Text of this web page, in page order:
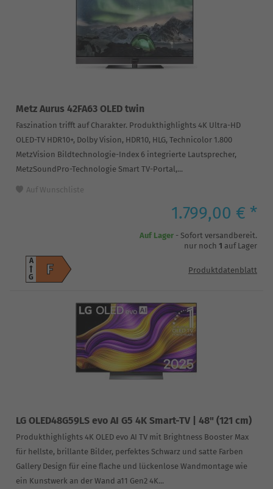
Metz Aurus 42FA63 OLED twin
Faszination trifft auf Charakter. Produkthighlights 4K Ultra-HD
OLED-TV HDR10+, Dolby Vision, HDR10, HLG, Technicolor 1.800
MetzVision Bildtechnologie-Index 6 integrierte Lautsprecher,
MetzSoundPro-Technologie Smart TV-Portal,...
Auf Wunschliste
1.799,00 € *
Auf Lager - Sofort versandbereit.
nur noch 1 auf Lager
F
A
G
Produktdatenblatt
LG OLED48G59LS evo AI G5 4K Smart-TV | 48" (121 cm)
Produkthighlights 4K OLED evo AI TV mit Brightness Booster Max
für hellste, brillante Bilder, perfektes Schwarz und satte Farben
Gallery Design für eine flache und lückenlose Wandmontage wie
ein Kunstwerk an der Wand a11 Gen2 4K...